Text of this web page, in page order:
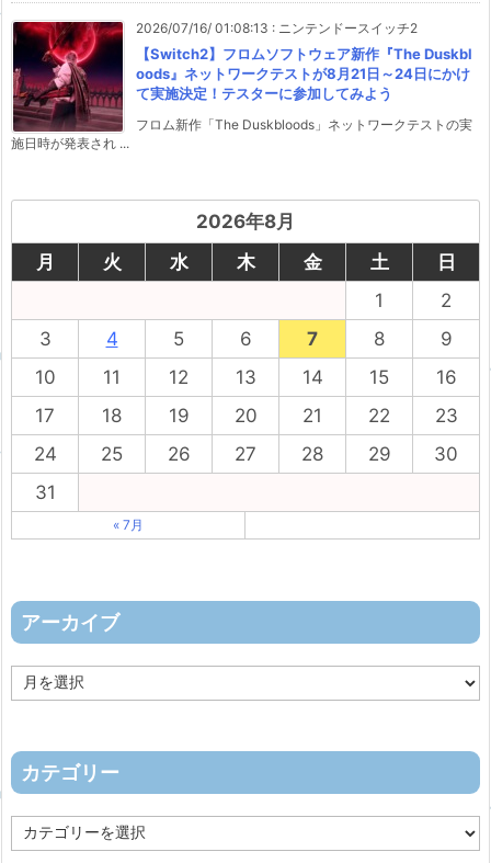
2026/07/16/ 01:08:13 : ニンテンドースイッチ2
【Switch2】フロムソフトウェア新作『The Duskbl
oods』ネットワークテストが8月21日～24日にかけ
て実施決定！テスターに参加してみよう
フロム新作「The Duskbloods」ネットワークテストの実
施日時が発表され ...
2026年8月
月
火 水 木 金 土
日
1
2
3
4 5 6 7 8
9
10
11 12 13 14 15
16
17
18 19 20 21 22
23
24
25 26 27 28 29
30
31
« 7月
アーカイブ
ー
ブ
カテゴリー
テ